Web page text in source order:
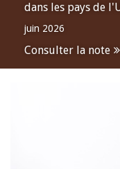
dans les pays de
juin 2026
Consulter la note